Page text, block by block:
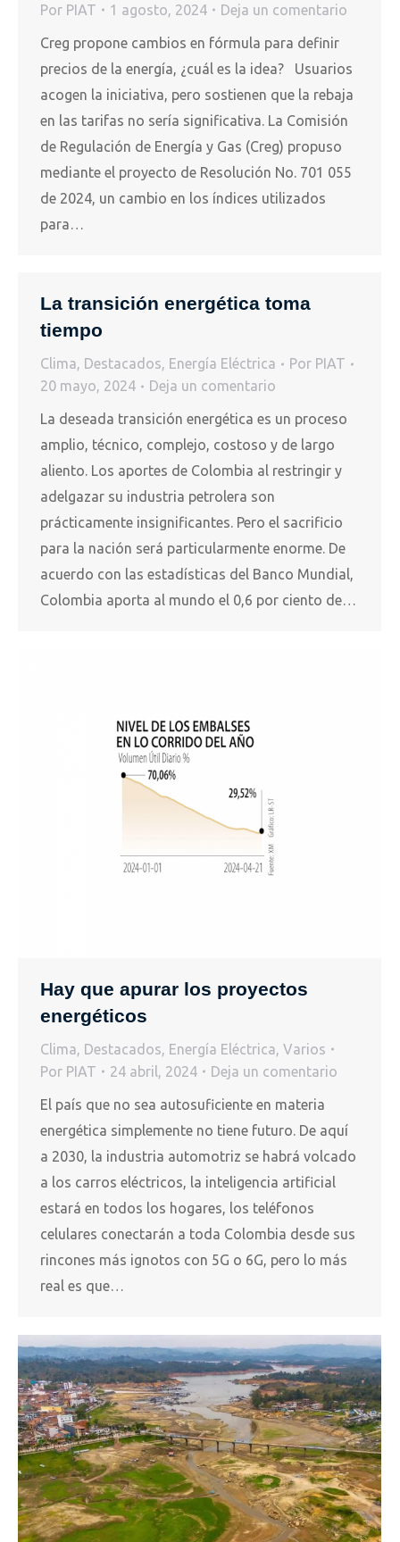
Por PIAT 1 agosto, 2024 Deja un comentario
Creg propone cambios en fórmula para definir
precios de la energía, ¿cuál es la idea? Usuarios
acogen la iniciativa, pero sostienen que la rebaja
en las tarifas no sería significativa. La Comisión
de Regulación de Energía y Gas (Creg) propuso
mediante el proyecto de Resolución No. 701 055
de 2024, un cambio en los índices utilizados
para…
La transición energética toma
tiempo
Clima, Destacados, Energía Eléctrica Por PIAT
20 mayo, 2024
Deja un comentario
La deseada transición energética es un proceso
amplio, técnico, complejo, costoso y de largo
aliento. Los aportes de Colombia al restringir y
adelgazar su industria petrolera son
prácticamente insignificantes. Pero el sacrificio
para la nación será particularmente enorme. De
acuerdo con las estadísticas del Banco Mundial,
Colombia aporta al mundo el 0,6 por ciento de…
Hay que apurar los proyectos
energéticos
Clima, Destacados, Energía Eléctrica, Varios
Por PIAT 24 abril, 2024 Deja un comentario
El país que no sea autosuficiente en materia
energética simplemente no tiene futuro. De aquí
a 2030, la industria automotriz se habrá volcado
a los carros eléctricos, la inteligencia artificial
estará en todos los hogares, los teléfonos
celulares conectarán a toda Colombia desde sus
rincones más ignotos con 5G o 6G, pero lo más
real es que…